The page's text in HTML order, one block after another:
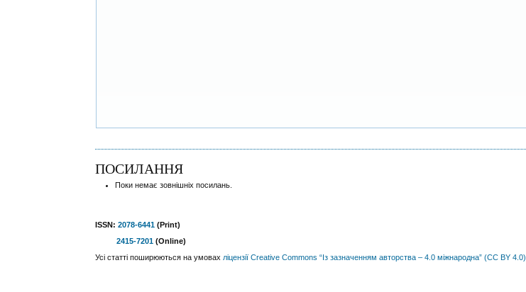
ПОСИЛАННЯ
Поки немає зовнішніх посилань.
ISSN:2078-6441 (Print)
2415-7201 (Online)
Усі статті поширюються на умовах ліцензії Creative Commons “Із зазначенням авторства – 4.0 міжнародна” (CC BY 4.0)